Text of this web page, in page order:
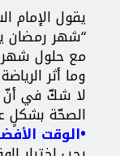
يقول الإمام
“شهر رمضان
مع حلول شهر
وما أثر
لا شكّ في أنّ
الصحّة بشكلٍ
•الوقت